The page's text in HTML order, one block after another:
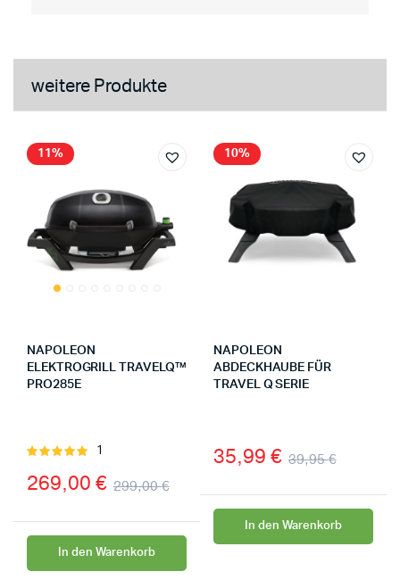
weitere Produkte
11%
NAPOLEON
ELEKTROGRILL TRAVELQ™
PRO285E
Bewertet
von 5
1
299,00€
269,00 €
In den Warenkorb
10%
NAPOLEON
ABDECKHAUBE FÜR
TRAVEL Q SERIE
39,95€
35,99 €
In den Warenkorb